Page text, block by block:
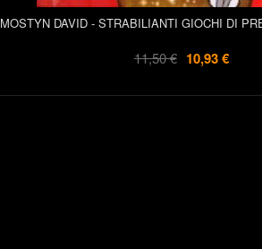
MOSTYN DAVID - STRABILIANTI GIOCHI DI
11,50 € 10,93 €